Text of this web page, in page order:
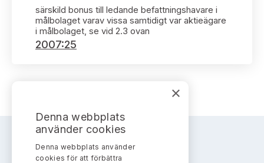
Arbetssätt och jävsfrågor
Ledamöter
Huvudmän
Framställningar och konsultation
Uttalanden sorterade efter publiceringsdatum
Sök uttalanden
Avgifter
Takeover-regler för reglerade marknader och vissa
handelsplattformar
AKTUELLT
Nyheter och pressmeddelanden
KONTAKT
Kontakt administrativa ärenden
särskild bonus till ledande befattningshavare i
målbolaget varav vissa samtidigt var aktieägare
i målbolaget, se vid 2.3 ovan
2007:25
AKTIEMARKNADSNÄMNDEN
×
Denna webbplats
använder cookies
Denna webbplats använder
cookies för att förbättra